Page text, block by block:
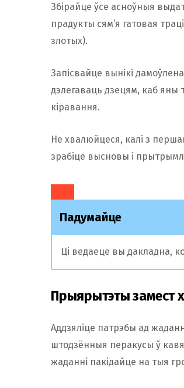
Збірайце ўсе асноўныя
прадукты сям’я гатовая
злотых).
Запісвайце вынікі
дэлегаваць дзецям, каб яны
кіравання.
Не хвалюйцеся, калі з
зрабіце высновы і
Падумайце
Ці ведаеце вы дакладна,
Прыярытэты замест
Аддзяліце патрэбы ад
штодзённыя перакусы ў
жаданні пакідайце на тыя